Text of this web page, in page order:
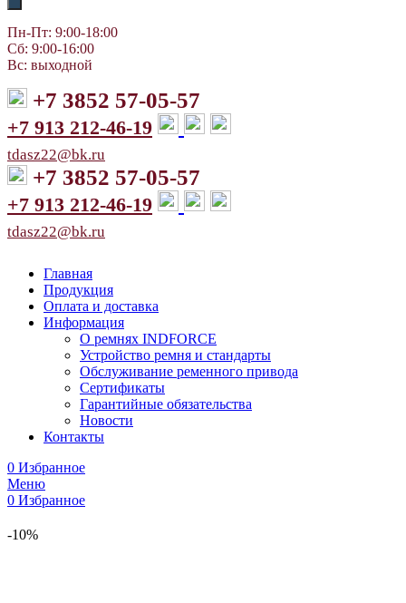
Пн-Пт: 9:00-18:00
Сб: 9:00-16:00
Вс: выходной
+7 3852 57-05-57
+7 913 212-46-19
tdasz22@bk.ru
+7 3852 57-05-57
+7 913 212-46-19
tdasz22@bk.ru
Главная
Продукция
Оплата и доставка
Информация
О ремнях INDFORCE
Устройство ремня и стандарты
Обслуживание ременного привода
Сертификаты
Гарантийные обязательства
Новости
Контакты
0 Избранное
Меню
0 Избранное
-10%